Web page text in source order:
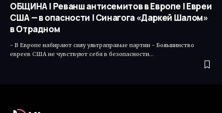
ОБЩИНА | Реванш антисемитов в Европе | Евреи
США — в опасности | Синагога «Даркей Шалом»
в Отрадном
- В Европе набирают силу ультраправые партии - Большинство
евреев США не чувствуют себя в безопасности…